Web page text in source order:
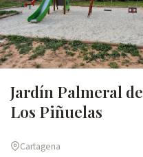
Jardín Palmeral de
Los Piñuelas
Cartagena